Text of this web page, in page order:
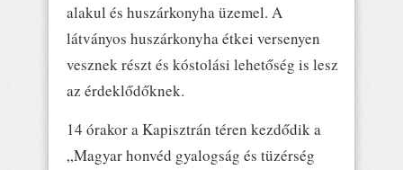
alakul és huszárkonyha üzemel. A
látványos huszárkonyha étkei versenyen
vesznek részt és kóstolási lehetőség is lesz
az érdeklődőknek.
14 órakor a Kapisztrán téren kezdődik a
„Magyar honvéd gyalogság és tüzérség